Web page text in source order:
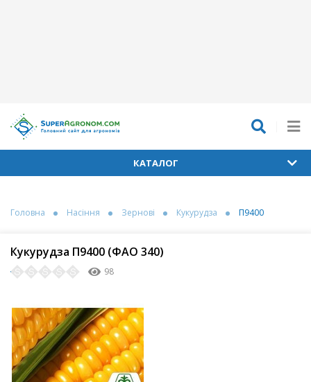
КАТАЛОГ
Головна Насіння Зернові Кукурудза П9400
Кукурудза П9400 (ФАО 340)
98